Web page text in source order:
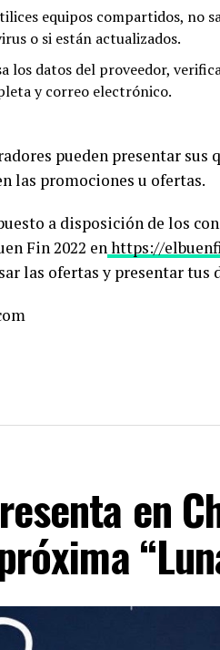
equipos compartidos, no
o si están actualizados.
los datos del proveedor,
y correo electrónico.
pueden presentar sus
las promociones u ofertas.
a disposición de los
Fin 2022 enhttps://
las ofertas y presentar tus
en